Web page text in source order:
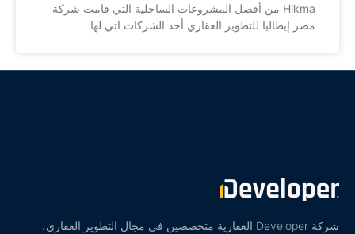
Hikma من أفضل المشروعات الساحلية التي قامت شركة
مصر إيطاليا للتطوير العقاري أحد الشركات اتي لها
شركة Developer العقارية متخصصين في مجال التطوير العقاري،